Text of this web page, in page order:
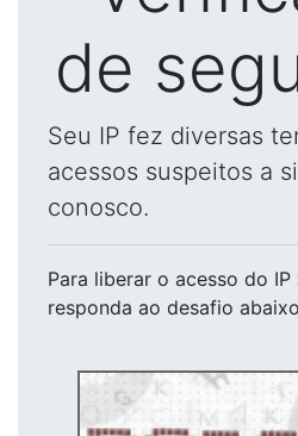
de
Seu IP fez diversas
acessos suspeitos a
conosco.
Para liberar o acesso do IP
responda ao desafio